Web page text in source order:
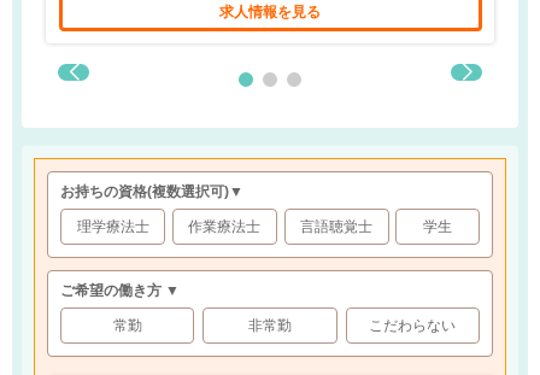
求人情報を見る
お持ちの資格(複数選択可)▼
理学療法士 作業療法士 言語聴覚士 学生
ご希望の働き方 ▼
常勤 非常勤 こだわらない